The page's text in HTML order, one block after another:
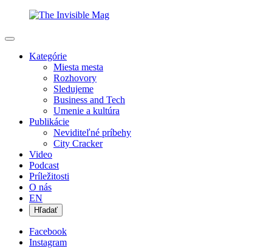
Kategórie
Miesta mesta
Rozhovory
Sledujeme
Business and Tech
Umenie a kultúra
Publikácie
Neviditeľné príbehy
City Cracker
Video
Podcast
Príležitosti
O nás
EN
Hľadať
Facebook
Instagram